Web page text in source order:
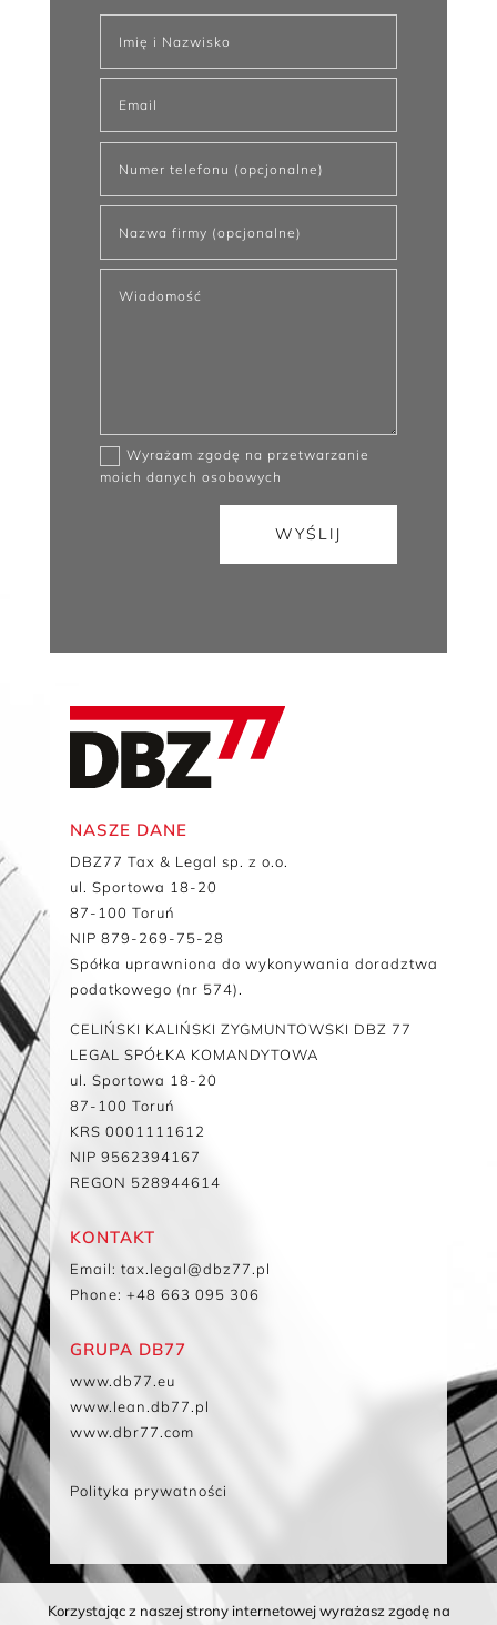
Wyrażam zgodę na przetwarzanie
moich danych osobowych
WYŚLIJ
NASZE DANE
DBZ77 Tax & Legal sp. z o.o.
ul. Sportowa 18-20
87-100 Toruń
NIP 879-269-75-28
Spółka uprawniona do wykonywania doradztwa
podatkowego (nr 574).
CELIŃSKI KALIŃSKI ZYGMUNTOWSKI DBZ 77
LEGAL SPÓŁKA KOMANDYTOWA
ul. Sportowa 18-20
87-100 Toruń
KRS 0001111612
NIP 9562394167
REGON 528944614
KONTAKT
Email: tax.legal@dbz77.pl
Phone: +48 663 095 306
GRUPA DB77
www.db77.eu
www.lean.db77.pl
www.dbr77.com
Polityka prywatności
Korzystając z naszej strony internetowej wyrażasz zgodę na